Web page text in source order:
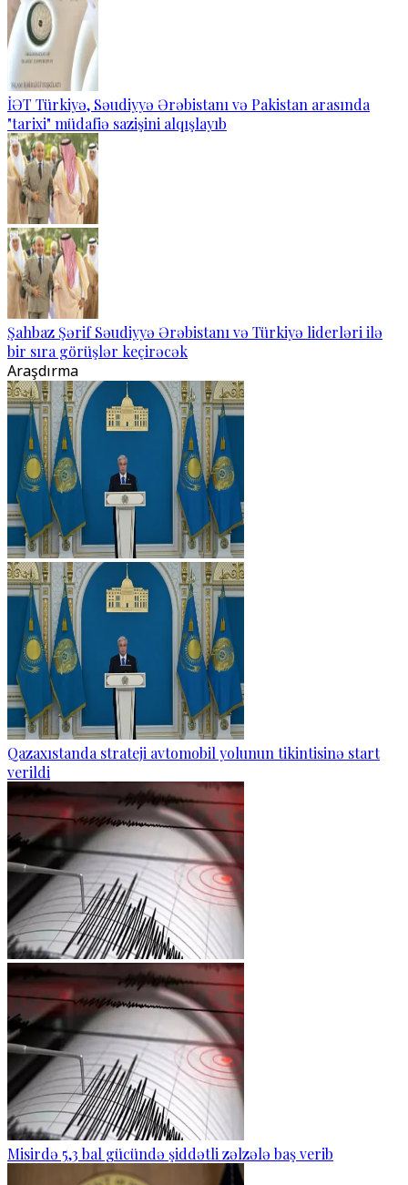
İƏT Türkiyə, Səudiyyə Ərəbistanı və Pakistan arasında
"tarixi" müdafiə sazişini alqışlayıb
Şahbaz Şərif Səudiyyə Ərəbistanı və Türkiyə liderləri ilə
bir sıra görüşlər keçirəcək
Araşdırma
Qazaxıstanda strateji avtomobil yolunun tikintisinə start
verildi
Misirdə 5,3 bal gücündə şiddətli zəlzələ baş verib